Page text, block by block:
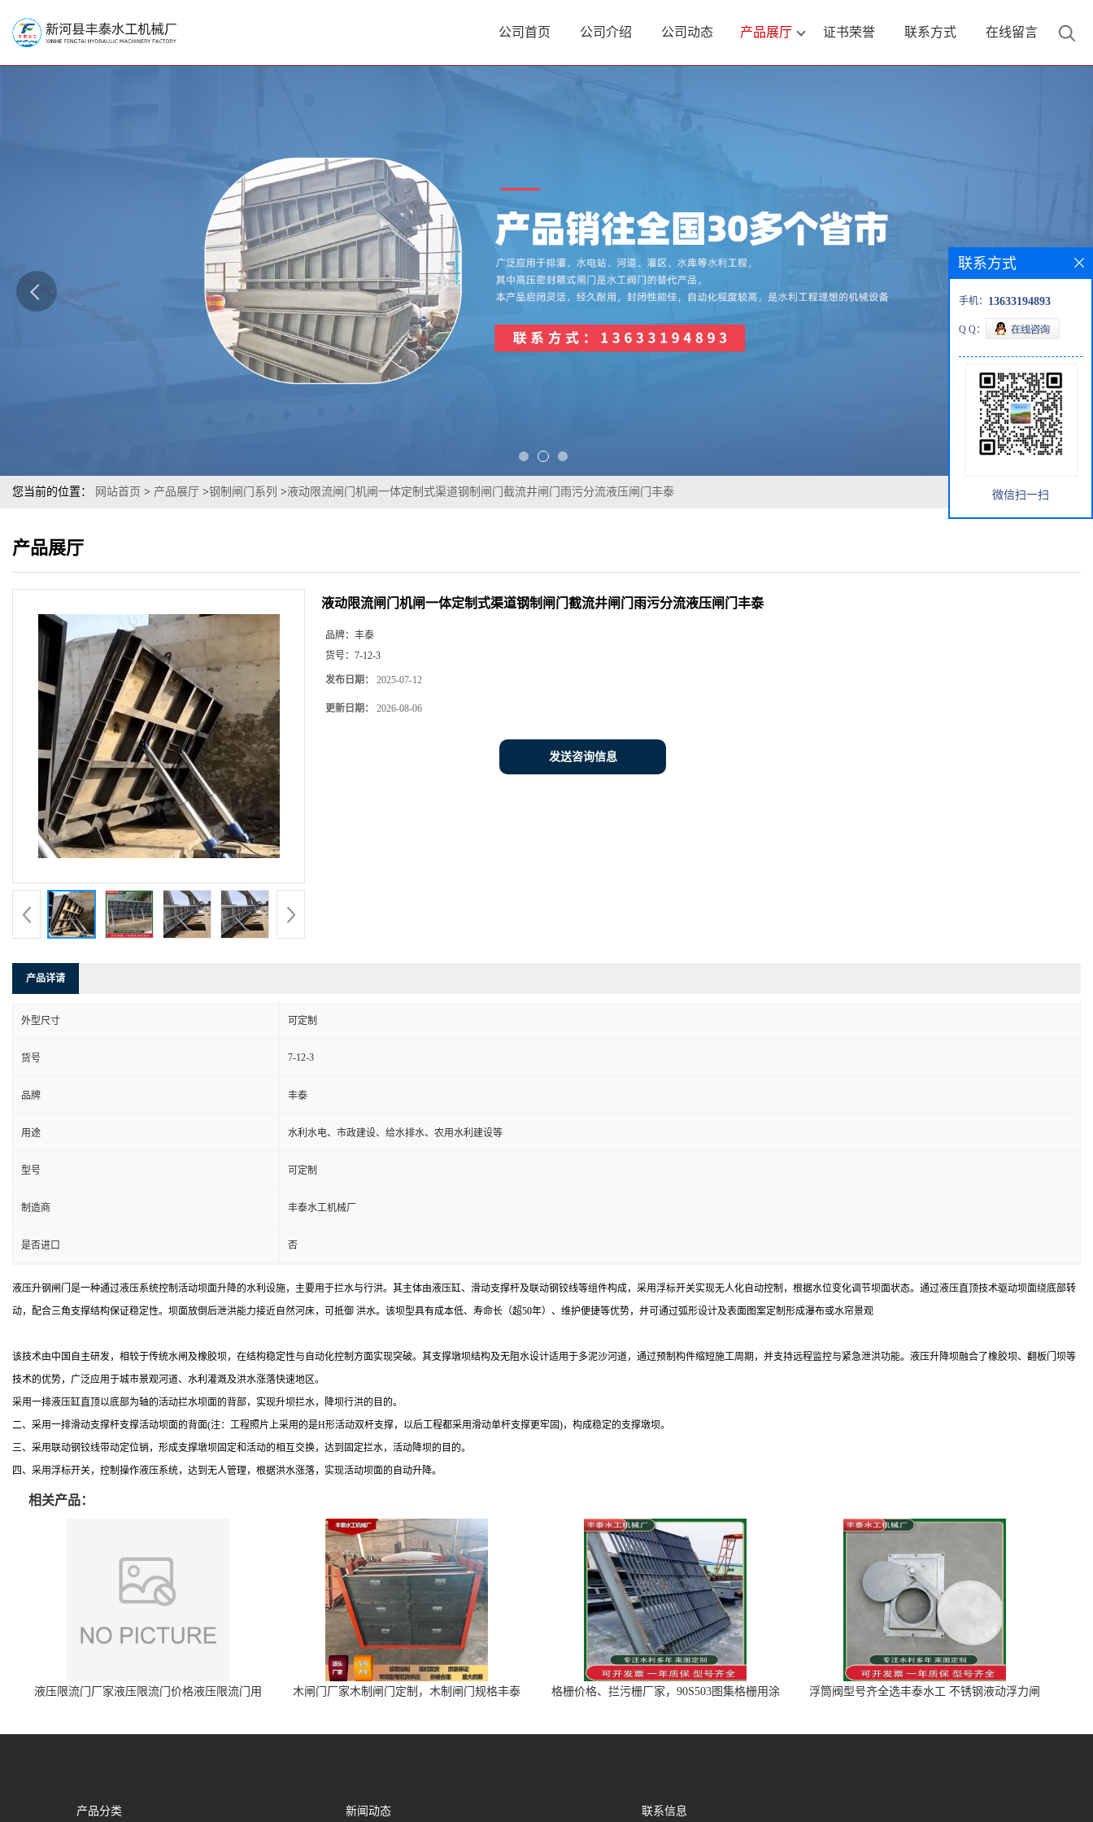
公司首页 公司介绍 公司动态 产品展厅 证书荣誉 联系方式 在线留言
您当前的位置： 网站首页 > 产品展厅 >钢制闸门系列 >液动限流闸门机闸一体定制式渠道钢制闸门截流井闸门雨污分流液压闸门丰泰
产品展厅
液动限流闸门机闸一体定制式渠道钢制闸门截流井闸门雨污分流液压闸门丰泰
品牌： 丰泰
货号： 7-12-3
发布日期： 2025-07-12
更新日期： 2026-08-06
发送咨询信息
产品详请
外型尺寸 可定制
货号 7-12-3
品牌 丰泰
用途 水利水电、市政建设、给水排水、农用水利建设等
型号 可定制
制造商 丰泰水工机械厂
是否进口 否
液压升钢闸门是一种通过液压系统控制活动坝面升降的水利设施，主要用于拦水与行洪。其主体由液压缸、滑动支撑杆及联动钢铰线等组件构成，采用浮标开关实现无人化自动控制，根据水位变化调节坝面状态。通过液压直顶技术驱动坝面绕底部转
动，配合三角支撑结构保证稳定性。坝面放倒后泄洪能力接近自然河床，可抵御 洪水。该坝型具有成本低、寿命长（超50年）、维护便捷等优势，并可通过弧形设计及表面图案定制形成瀑布或水帘景观
该技术由中国自主研发，相较于传统水闸及橡胶坝，在结构稳定性与自动化控制方面实现突破。其支撑墩坝结构及无阻水设计适用于多泥沙河道，通过预制构件缩短施工周期，并支持远程监控与紧急泄洪功能。液压升降坝融合了橡胶坝、翻板门坝等
技术的优势，广泛应用于城市景观河道、水利灌溉及洪水涨落快速地区。
采用一排液压缸直顶以底部为轴的活动拦水坝面的背部，实现升坝拦水，降坝行洪的目的。
二、采用一排滑动支撑杆支撑活动坝面的背面(注：工程照片上采用的是H形活动双杆支撑，以后工程都采用滑动单杆支撑更牢固)，构成稳定的支撑墩坝。
三、采用联动钢铰线带动定位销，形成支撑墩坝固定和活动的相互交换，达到固定拦水，活动降坝的目的。
四、采用浮标开关，控制操作液压系统，达到无人管理，根据洪水涨落，实现活动坝面的自动升降。
相关产品：
液压限流门厂家液压限流门价格液压限流门用
木闸门厂家木制闸门定制，木制闸门规格丰泰
格栅价格、拦污栅厂家，90S503图集格栅用涂
浮筒阀型号齐全选丰泰水工 不锈钢液动浮力闸
联系方式
手机： 13633194893
Q Q：
微信扫一扫
产品分类 新闻动态 联系信息